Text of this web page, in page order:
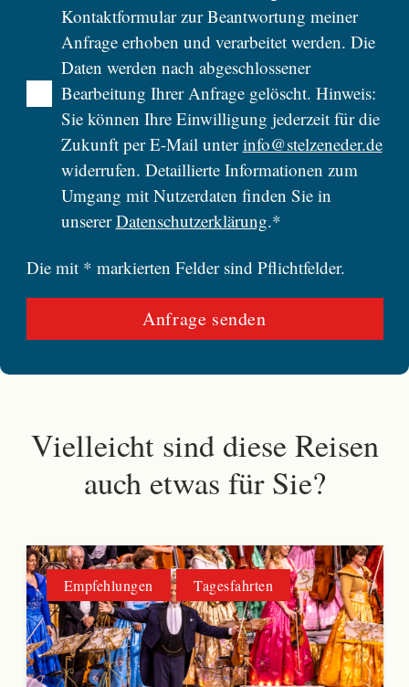
Kontaktformular zur Beantwortung meiner
Anfrage erhoben und verarbeitet werden. Die
Daten werden nach abgeschlossener
Bearbeitung Ihrer Anfrage gelöscht. Hinweis:
Sie können Ihre Einwilligung jederzeit für die
Zukunft per E-Mail unterinfo@stelzeneder.de
widerrufen. Detaillierte Informationen zum
Umgang mit Nutzerdaten finden Sie in
unsererDatenschutzerklärung.*
Die mit * markierten Felder sind Pflichtfelder.
Vielleicht sind diese Reisen
auch etwas für Sie?
Empfehlungen Tagesfahrten